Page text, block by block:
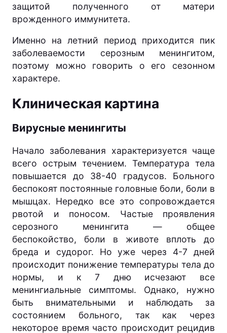
защитой полученного от матери
врожденного иммунитета.
Именно на летний период приходится пик
заболеваемости серозным менингитом,
поэтому можно говорить о его сезонном
характере.
Клиническая картина
Вирусные менингиты
Начало заболевания характеризуется чаще
всего острым течением. Температура тела
повышается до 38-40 градусов. Больного
беспокоят постоянные головные боли, боли в
мышцах. Нередко все это сопровождается
рвотой и поносом. Частые проявления
серозного менингита — общее
беспокойство, боли в животе вплоть до
бреда и судорог. Но уже через 4-7 дней
происходит понижение температуры тела до
нормы, и к 7 дню исчезают все
менингиальные симптомы. Однако, нужно
быть внимательными и наблюдать за
состоянием больного, так как через
некоторое время часто происходит рецидив